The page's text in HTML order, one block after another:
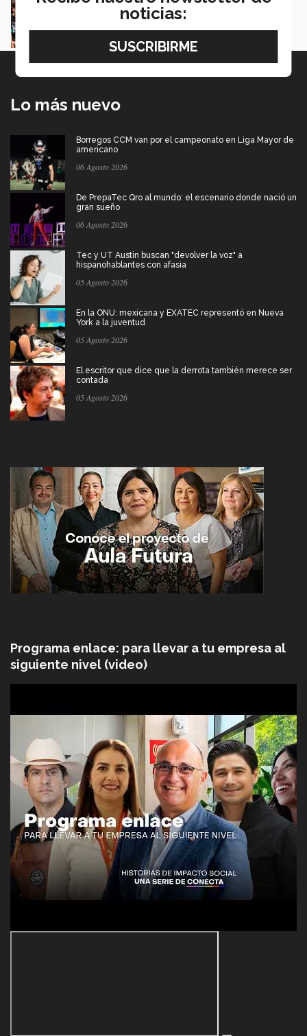
proyectos en la Sierra Tarahumara
Lo más nuevo
Borregos CCM van por el campeonato en Liga Mayor de
americano
06 Agosto 2026
De PrepaTec Qro al mundo: el escenario donde nació un
gran sueño
06 Agosto 2026
Tec y UT Austin buscan "devolver la voz" a
hispanohablantes con afasia
05 Agosto 2026
En la ONU: mexicana y EXATEC representó en Nueva
York a la juventud
05 Agosto 2026
El escritor que dice que la derrota también merece ser
contada
05 Agosto 2026
Programa enlace: para llevar a tu empresa al
siguiente nivel (video)
noticias: